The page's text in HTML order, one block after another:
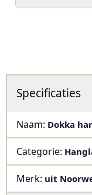
Specificaties
Naam: Dokka
Categorie:
Merk: uit